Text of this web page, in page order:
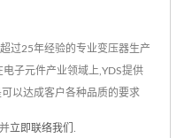
过25年经验的专业变压器生产
子元件产业领域上,YDS提供
以达成客户各种品质的要求
立即联络我们